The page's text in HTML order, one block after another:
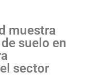
muestra
suelo en
sector